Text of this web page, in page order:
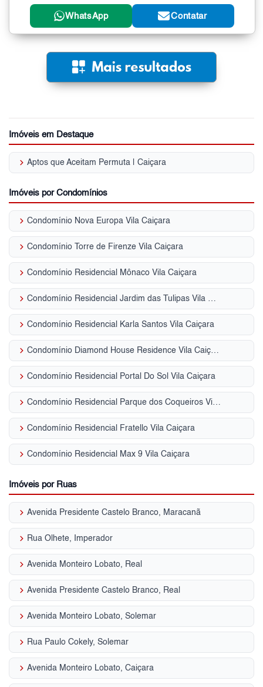
WhatsApp Contatar
Imóveis em Destaque
keyboard_arrow_right Aptos que Aceitam Permuta | Caiçara
Imóveis por Condomínios
keyboard_arrow_right Condomínio Nova Europa Vila Caiçara
keyboard_arrow_right Condomínio Torre de Firenze Vila Caiçara
keyboard_arrow_right Condomínio Residencial Mônaco Vila Caiçara
keyboard_arrow_right Condomínio Residencial Jardim das Tulipas Vila Caiçara
keyboard_arrow_right Condomínio Residencial Karla Santos Vila Caiçara
keyboard_arrow_right Condomínio Diamond House Residence Vila Caiçara
keyboard_arrow_right Condomínio Residencial Portal Do Sol Vila Caiçara
keyboard_arrow_right Condomínio Residencial Parque dos Coqueiros Vila Caiçara
keyboard_arrow_right Condomínio Residencial Fratello Vila Caiçara
keyboard_arrow_right Condomínio Residencial Max 9 Vila Caiçara
Imóveis por Ruas
keyboard_arrow_right Avenida Presidente Castelo Branco, Maracanã
keyboard_arrow_right Rua Olhete, Imperador
keyboard_arrow_right Avenida Monteiro Lobato, Real
keyboard_arrow_right Avenida Presidente Castelo Branco, Real
keyboard_arrow_right Avenida Monteiro Lobato, Solemar
keyboard_arrow_right Rua Paulo Cokely, Solemar
keyboard_arrow_right Avenida Monteiro Lobato, Caiçara